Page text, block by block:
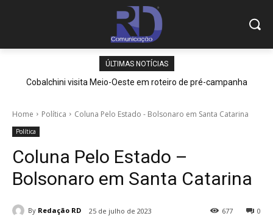
ÚLTIMAS NOTÍCIAS
Cobalchini visita Meio-Oeste em roteiro de pré-campanha
Home Política Coluna Pelo Estado - Bolsonaro em Santa Catarina
Política
Coluna Pelo Estado –
Bolsonaro em Santa Catarina
By Redação RD 25 de julho de 2023 0
677